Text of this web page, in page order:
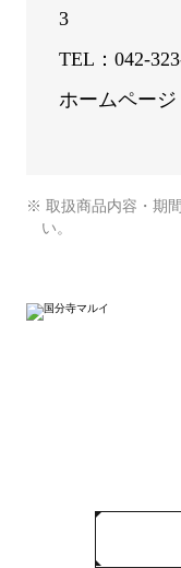
3
TEL：042-
ホームページ
※ 取扱商品内容・期
い。